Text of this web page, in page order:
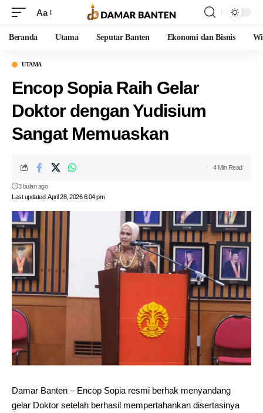
Aa
Beranda Utama Seputar Banten Ekonomi dan Bisnis
UTAMA
Encop Sopia Raih Gelar
Doktor dengan Yudisium
Sangat Memuaskan
Last updated: April 28, 2026 6:04 pm
3 bulan ago
4 Min Read
Damar Banten – Encop Sopia resmi berhak menyandang
gelar Doktor setelah berhasil mempertahankan disertasinya